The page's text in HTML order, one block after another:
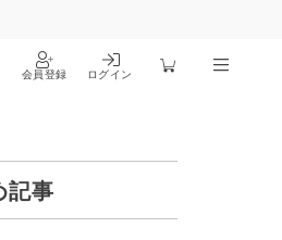
会員登録 ログイン
記事